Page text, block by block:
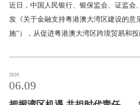
的就业岗位，当前这部分非就业人口就可
3月份有18.3%的就业人口处于休假未上班
3.5%，即仍有1455万就业人口处于休假状
12月外出务工的农村劳动力数量为17425万
乡的农村劳动力未外出务工。鉴于2月底仅
因此，3-4月份新增了3000多万农村劳动
澳大湾区最大的制度优势
近日，中国人民银行、银保监会、证监会
发《关于金融支持粤港澳大湾区建设的意
施”），从促进粤港澳大湾区跨境贸易和投
了支持粤港澳大湾区建设的具体措施。该
粤港澳大湾区在金融合作、金融开放、金
2020
06.09